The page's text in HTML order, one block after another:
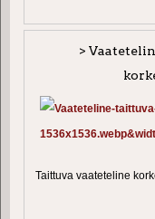
>
Taittuva vaateteline